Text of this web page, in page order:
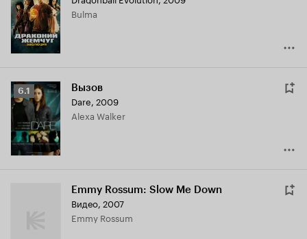
5.1
Bulma
Рейтинг
Кинопоиска
6.1
6.1 Вызов
Dare, 2009
Alexa Walker
Emmy Rossum: Slow Me Down
Видео, 2007
Emmy Rossum